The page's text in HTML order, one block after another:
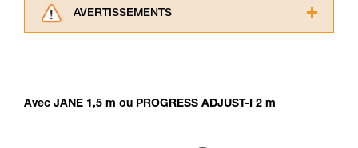
AVERTISSEMENTS
pouvoir comprendre ce complément
Avec JANE 1,5 m ou PROGRESS ADJUST-I 2 m